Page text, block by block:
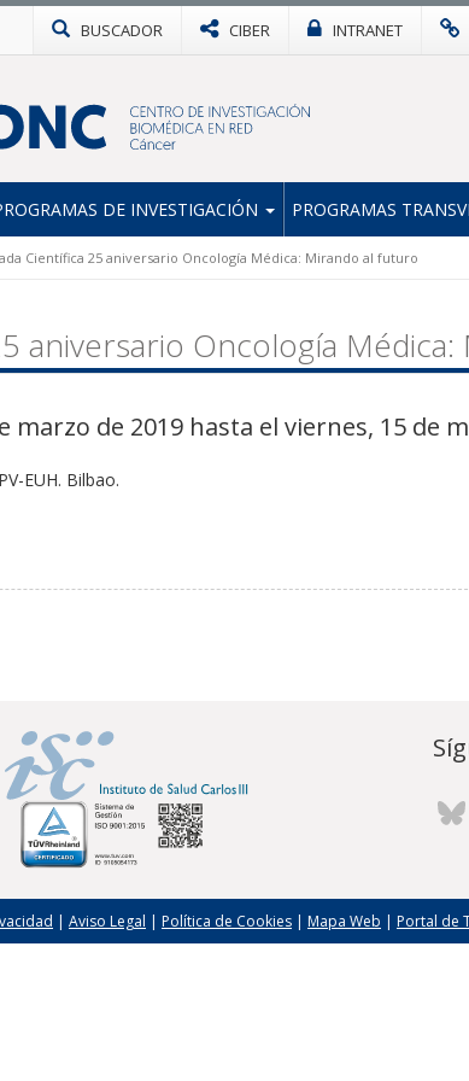
BUSCADOR CIBER INTRANET
DE INVESTIGACIÓN PROGRAMAS
Científica 25 aniversario Oncología Médica: Mirando al futuro
aniversario Oncología
marzo de 2019 hasta el viernes, 15 de
EUH. Bilbao.
| Aviso Legal | Política de Cookies | Mapa Web | Portal de